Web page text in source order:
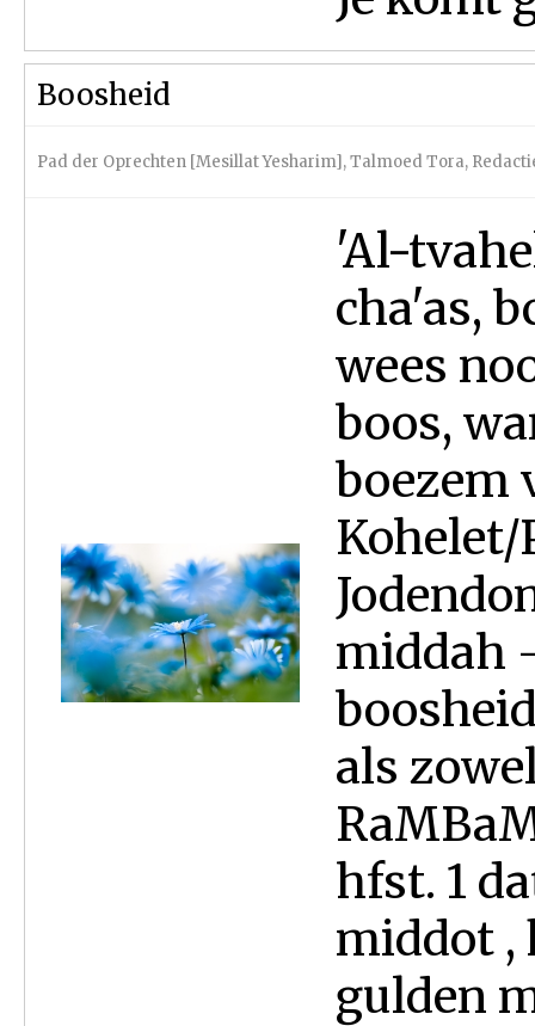
Boosheid
Pad der Oprechten [Mesillat Yesharim],Talmoed Tora,
'Al-
cha'as,
wees
boos,
boezem
Kohelet/
middah
als
hfst. 1
middot ,
gulden